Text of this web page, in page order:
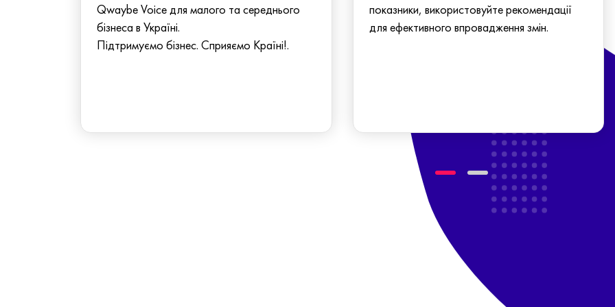
Qwaybe Voice для малого та середнього
бізнеса в Україні.
Підтримуємо бізнес. Сприяємо Країні!.
показники, використовуйте рекомендації
для ефективного впровадження змін.